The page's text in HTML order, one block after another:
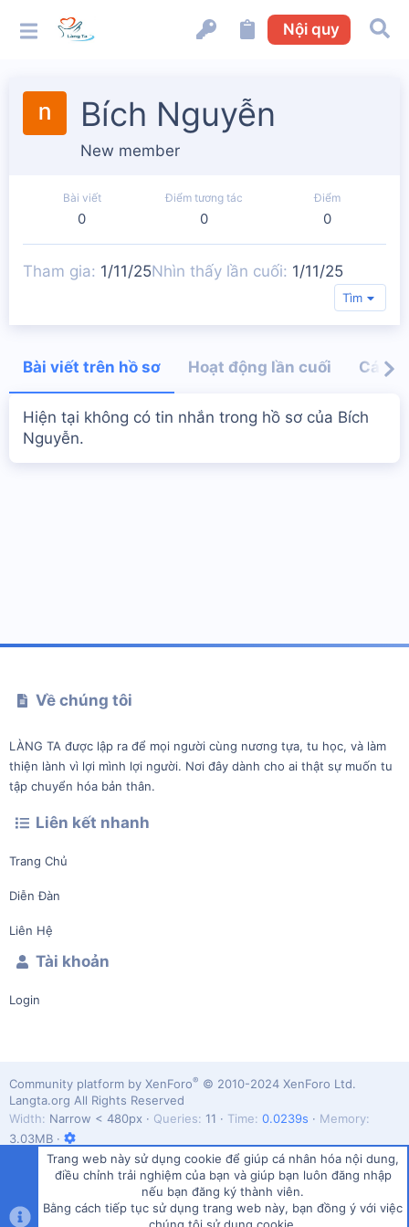
Nội quy
Bích Nguyễn
New member
Bài viết
0
Điểm tương tác
0
Điểm
0
Tham gia 1/11/25Nhìn thấy lần cuối 1/11/25
Tìm
Bài viết trên hồ sơ Hoạt động lần cuối Các
Hiện tại không có tin nhắn trong hồ sơ của Bích
Nguyễn.
Về chúng tôi
LÀNG TA được lập ra để mọi người cùng nương tựa, tu học, và làm
thiện lành vì lợi mình lợi người. Nơi đây dành cho ai thật sự muốn tu
tập chuyển hóa bản thân.
Liên kết nhanh
Trang Chủ
Diễn Đàn
Liên Hệ
Tài khoản
Login
Vietnamese (VN)
Community platform by XenForo® © 2010-2024 XenForo Ltd.
Langta.org All Rights Reserved
Width
Queries 11 Time 0.0239s
Memory
3.03MB
Trang web này sử dụng cookie để giúp cá nhân hóa nội dung,
điều chỉnh trải nghiệm của bạn và giúp bạn luôn đăng nhập
nếu bạn đăng ký thành viên.
Bằng cách tiếp tục sử dụng trang web này, bạn đồng ý với việc